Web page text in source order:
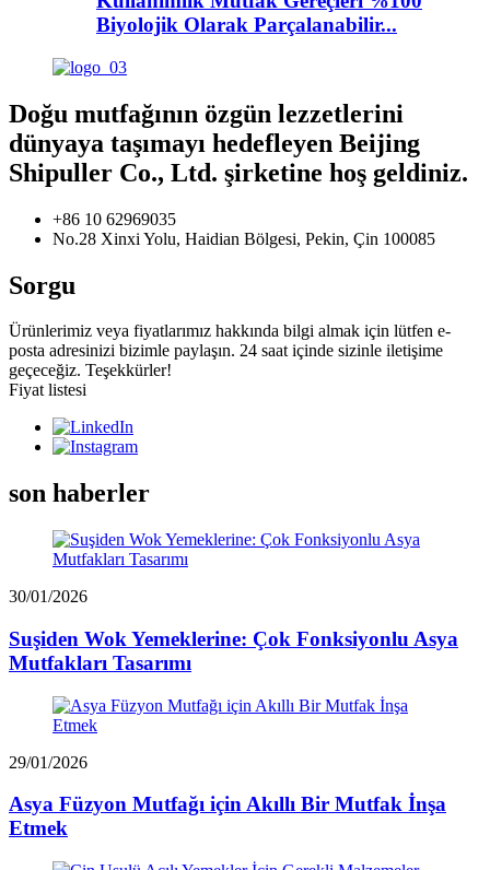
Biyolojik Olarak Parçalanabilir...
Doğu mutfağının özgün lezzetlerini
dünyaya taşımayı hedefleyen Beijing
Shipuller Co., Ltd. şirketine hoş geldiniz.
+86 10 62969035
No.28 Xinxi Yolu, Haidian Bölgesi, Pekin, Çin 100085
Sorgu
Ürünlerimiz veya fiyatlarımız hakkında bilgi almak için lütfen e-
posta adresinizi bizimle paylaşın. 24 saat içinde sizinle iletişime
geçeceğiz. Teşekkürler!
Fiyat listesi
son haberler
30/01/2026
Suşiden Wok Yemeklerine: Çok Fonksiyonlu Asya
Mutfakları Tasarımı
29/01/2026
Asya Füzyon Mutfağı için Akıllı Bir Mutfak İnşa
Etmek